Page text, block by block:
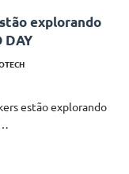
explorando
DAY
estão explorando